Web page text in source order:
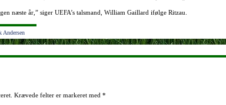
næste år,” siger UEFA’s talsmand, William Gaillard ifølge Ritzau.
Andersen
Krævede felter er markeret med *